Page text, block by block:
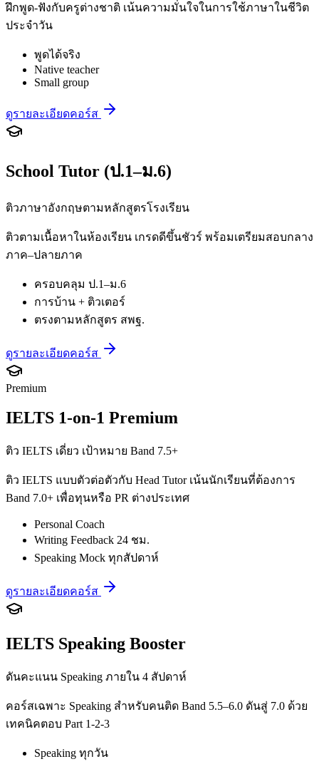
ฝึกพูด-ฟังกับครูต่างชาติ เน้นความมั่นใจในการใช้ภาษาในชีวิต
ประจำวัน
พูดได้จริง
Native teacher
Small group
ดูรายละเอียดคอร์ส
School Tutor (ป.1–ม.6)
ติวภาษาอังกฤษตามหลักสูตรโรงเรียน
ติวตามเนื้อหาในห้องเรียน เกรดดีขึ้นชัวร์ พร้อมเตรียมสอบกลาง
ภาค–ปลายภาค
ครอบคลุม ป.1–ม.6
การบ้าน + ติวเตอร์
ตรงตามหลักสูตร สพฐ.
ดูรายละเอียดคอร์ส
Premium
IELTS 1-on-1 Premium
ติว IELTS เดี่ยว เป้าหมาย Band 7.5+
ติว IELTS แบบตัวต่อตัวกับ Head Tutor เน้นนักเรียนที่ต้องการ
Band 7.0+ เพื่อทุนหรือ PR ต่างประเทศ
Personal Coach
Writing Feedback 24 ชม.
Speaking Mock ทุกสัปดาห์
ดูรายละเอียดคอร์ส
IELTS Speaking Booster
ดันคะแนน Speaking ภายใน 4 สัปดาห์
คอร์สเฉพาะ Speaking สำหรับคนติด Band 5.5–6.0 ดันสู่ 7.0 ด้วย
เทคนิคตอบ Part 1-2-3
Speaking ทุกวัน